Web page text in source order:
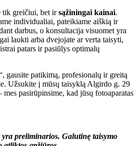
tik greičiui, bet irsąžiningai kainai.
individualiai, pateikiame aiškią ir
darbus, o konsultacija visuomet yra
laukti arba dvejojate ar verta taisyti,
patars ir pasiūlys optimalų
gausite patikimą, profesionalų ir greitą
Užsukite į mūsų taisyklą Algirdo g. 29
mes pasirūpinsime, kad jūsų fotoaparatas
preliminarios. Galutinę taisymo